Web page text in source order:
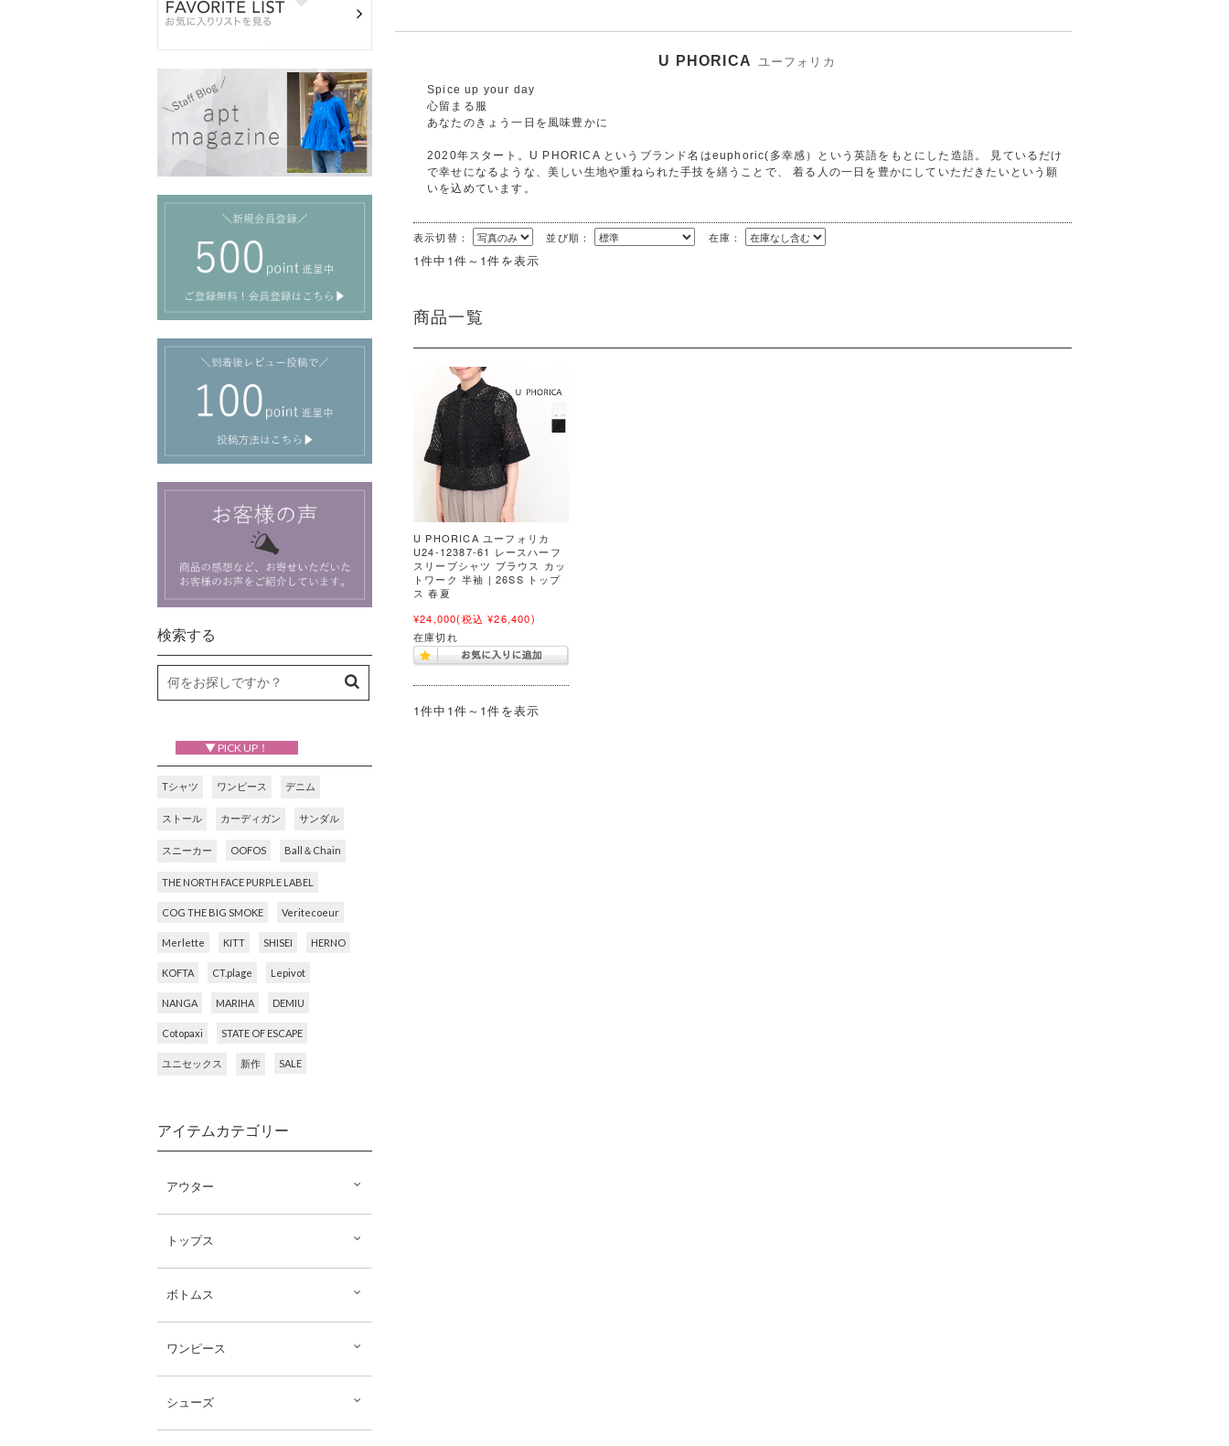
U PHORICA ユーフォリカ
Spice up your day
心留まる服
あなたのきょう一日を風味豊かに
2020年スタート。U PHORICA というブランド名はeuphoric(多幸感）という英語をもとにした造語。 見ているだけ
で幸せになるような、美しい生地や重ねられた手技を繕うことで、 着る人の一日を豊かにしていただきたいという願
いを込めています。
表示切替： 並び順： 在庫：
1件中1件～1件を表示
商品一覧
U PHORICA ユーフォリカ
U24-12387-61 レースハーフ
スリーブシャツ ブラウス カッ
トワーク 半袖 | 26SS トップ
ス 春夏
¥24,000(税込 ¥26,400)
在庫切れ
1件中1件～1件を表示